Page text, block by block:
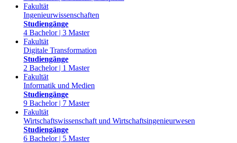
Fakultät
Ingenieurwissenschaften
Studiengänge
4 Bachelor | 3 Master
Fakultät
Digitale Transformation
Studiengänge
2 Bachelor | 1 Master
Fakultät
Informatik und Medien
Studiengänge
9 Bachelor | 7 Master
Fakultät
Wirtschaftswissenschaft und Wirtschaftsingenieurwesen
Studiengänge
6 Bachelor | 5 Master